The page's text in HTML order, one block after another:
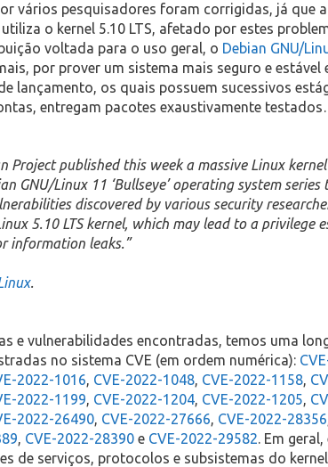
vários pesquisadores foram corrigidas, já que
o kernel 5.10 LTS, afetado por estes
voltada para o uso geral, o Debian GNU/
por prover um sistema mais seguro e estável
lançamento, os quais possuem sucessivos
entregam pacotes exaustivamente
Project published this week a massive Linux
GNU/Linux 11 ‘Bullseye’ operating system series
discovered by various security
5.10 LTS kernel, which may lead to a privilege
information leaks.”
.
e vulnerabilidades encontradas, temos uma
no sistema CVE (em ordem numérica):
2022-1016 CVE-2022-1048 CVE-2022-1158
2022-1199 CVE-2022-1204 CVE-2022-1205
2022-26490 CVE-2022-27666 CVE-2022-28356
CVE-2022-28390 e CVE-2022-29582 . Em
de serviços, protocolos e subsistemas do